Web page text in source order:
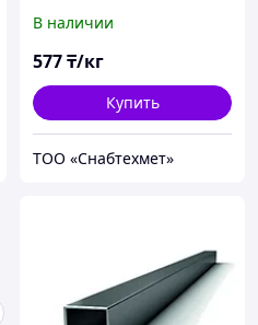
В наличии
577₸/кг
Купить
ТОО «Снабтехмет»